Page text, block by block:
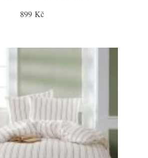
899 Kč